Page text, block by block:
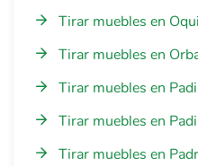
Tirar muebles en
Tirar muebles en
Tirar muebles en
Tirar muebles en
Tirar muebles en